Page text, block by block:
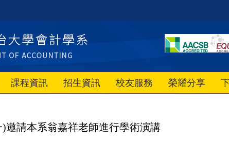
課程資訊 招生資訊 校友服務 榮耀分享
)邀請本系翁嘉祥老師進行學術演講